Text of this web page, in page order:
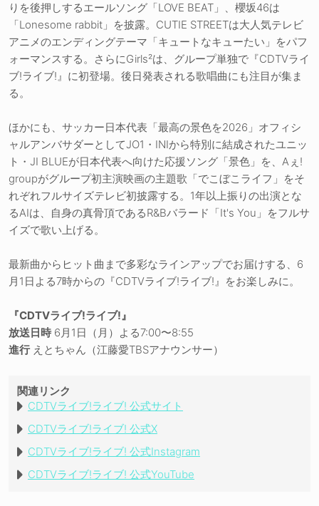
りを後押しするエールソング「LOVE BEAT」、櫻坂46は
「Lonesome rabbit」を披露。CUTIE STREETは大人気テレビ
アニメのエンディングテーマ「キュートなキューたい」をパフ
ォーマンスする。さらにGirls²は、グループ単独で『CDTVライ
ブ!ライブ!』に初登場。後日発表される歌唱曲にも注目が集ま
る。
ほかにも、サッカー日本代表「最高の景色を2026」オフィシ
ャルアンバサダーとしてJO1・INIから特別に結成されたユニッ
ト・JI BLUEが日本代表へ向けた応援ソング「景色」を、Aぇ!
groupがグループ初主演映画の主題歌「でこぼこライフ」をそ
れぞれフルサイズテレビ初披露する。1年以上振りの出演とな
るAIは、自身の真骨頂であるR&Bバラード「It's You」をフルサ
イズで歌い上げる。
最新曲からヒット曲まで多彩なラインアップでお届けする、6
月1日よる7時からの『CDTVライブ!ライブ!』をお楽しみに。
『CDTVライブ!ライブ!』
放送日時 6月1日（月）よる7:00〜8:55
進行えとちゃん（江藤愛TBSアナウンサー）
関連リンク
CDTVライブ!ライブ! 公式サイト
CDTVライブ!ライブ! 公式X
CDTVライブ!ライブ! 公式Instagram
CDTVライブ!ライブ! 公式YouTube